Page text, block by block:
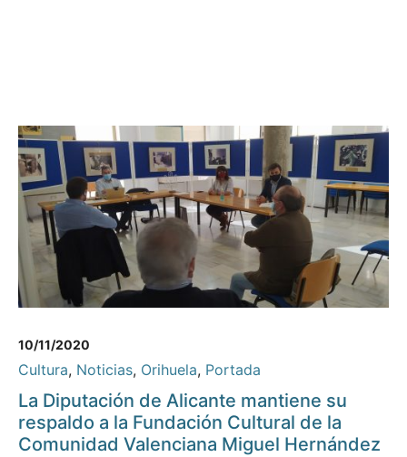
10/11/2020
Cultura, Noticias, Orihuela, Portada
La Diputación de Alicante mantiene su
respaldo a la Fundación Cultural de la
Comunidad Valenciana Miguel Hernández